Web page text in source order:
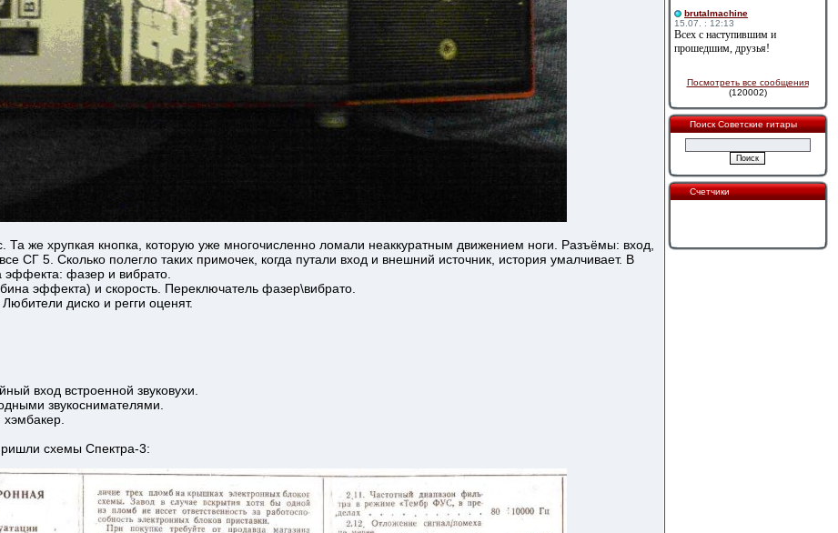
Та же хрупкая кнопка, которую уже многочисленно ломали неаккуратным движением ноги. Разъёмы: вход,
СГ 5. Сколько полегло таких примочек, когда путали вход и внешний источник, история умалчивает. В
эффекта: фазер и вибрато.
эффекта) и скорость. Переключатель фазер\вибрато.
диско и регги оценят.
вход встроенной звуковухи.
звукоснимателями.
схемы Спектра-3:
brutalmachine
15.07. : 12:13
Всех с наступившим и
прошедшим, друзья!
Посмотреть все сообщения
(120002)
Поиск Советские гитары
Счетчики